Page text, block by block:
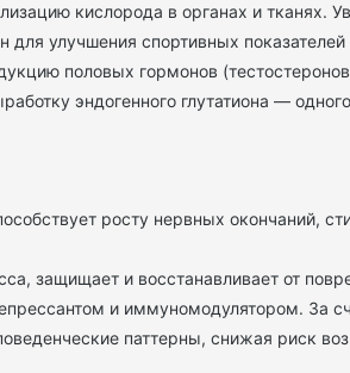
кислорода в органах и тканях.
улучшения спортивных
половых гормонов
эндогенного глутатиона —
росту нервных окончаний,
защищает и восстанавливает от
и иммуномодулятором. За
паттерны, снижая риск